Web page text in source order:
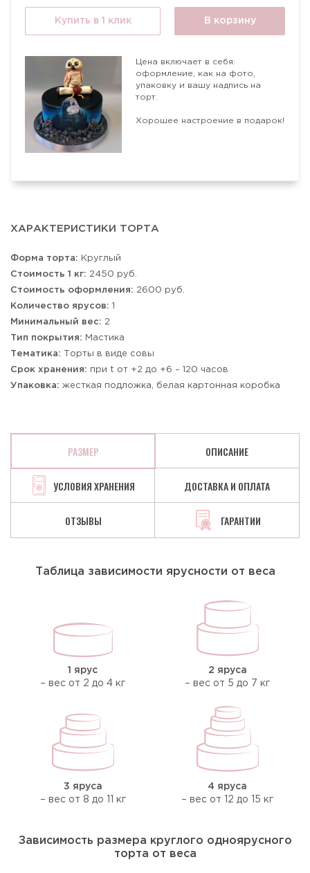
Купить в 1 клик В корзину
Цена включает в себя:
оформление, как на фото,
упаковку и вашу надпись на
торт.
Хорошее настроение в подарок!
ХАРАКТЕРИСТИКИ ТОРТА
Форма торта: Круглый
Стоимость 1 кг: 2450 руб.
Стоимость оформления: 2600 руб.
Количество ярусов: 1
Минимальный вес: 2
Тип покрытия: Мастика
Тематика: Торты в виде совы
Срок хранения: при t от +2 до +6 – 120 часов
Упаковка: жесткая подложка, белая картонная коробка
РАЗМЕР ОПИСАНИЕ
УСЛОВИЯ ХРАНЕНИЯ ДОСТАВКА И ОПЛАТА
ОТЗЫВЫ ГАРАНТИИ
Таблица зависимости ярусности от веса
1 ярус
– вес от 2 до 4 кг
2 яруса
– вес от 5 до 7 кг
3 яруса
– вес от 8 до 11 кг
4 яруса
– вес от 12 до 15 кг
Зависимость размера круглого одноярусного
торта от веса